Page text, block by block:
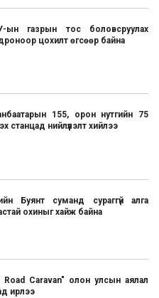
ын газрын тос боловсруулах
дроноор цохилт өгсөөр байна
155, орон нутгийн 75
станцад нийлүүлэлт хийлээ
Буянт суманд сураггүй алга
охиныг хайж байна
Road Caravan" олон улсын аялал
ирлээ